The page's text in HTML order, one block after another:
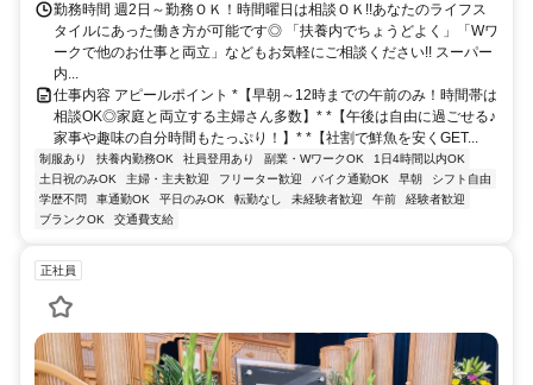
勤務時間 週2日～勤務ＯＫ！時間曜日は相談ＯＫ!!あなたのライフス
タイルにあった働き方が可能です◎ 「扶養内でちょうどよく」「Wワ
ークで他のお仕事と両立」などもお気軽にご相談ください!! スーパー
内...
仕事内容 アピールポイント *【早朝～12時までの午前のみ！時間帯は
相談OK◎家庭と両立する主婦さん多数】* *【午後は自由に過ごせる♪
家事や趣味の自分時間もたっぷり！】* *【社割で鮮魚を安くGET...
制服あり 扶養内勤務OK 社員登用あり 副業・WワークOK
1日4時間以内OK
土日祝のみOK
主婦・主夫歓迎 フリーター歓迎 バイク通勤OK 早朝
シフト自由
学歴不問
車通勤OK 平日のみOK 転勤なし 未経験者歓迎 午前
経験者歓迎
ブランクOK
交通費支給
正社員